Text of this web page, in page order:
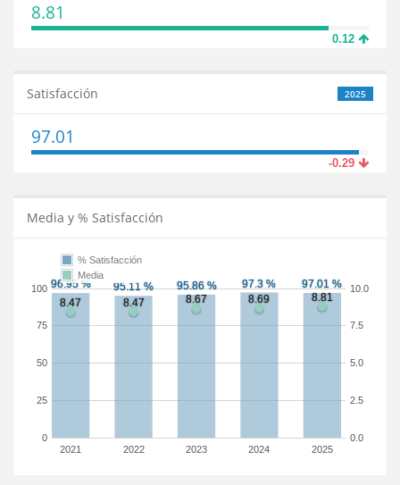
8.81
0.12
2025
Satisfacción
97.01
-0.29
Media y % Satisfacción
2021 2022 2023 2024 2025
0
25
50
75
100
0.0
2.5
5.0
7.5
10.0
% Satisfacción
Media